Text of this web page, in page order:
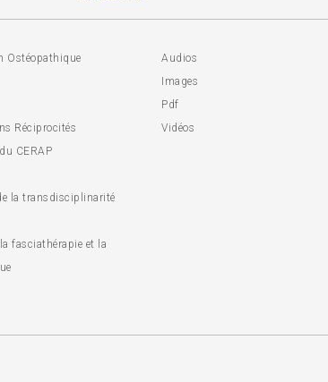
Ostéopathique
Réciprocités
CERAP
la transdisciplinarité
fasciathérapie et la
Audios
Images
Pdf
Vidéos